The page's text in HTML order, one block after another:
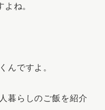
ね。
んですよ。
暮らしのご飯を紹介